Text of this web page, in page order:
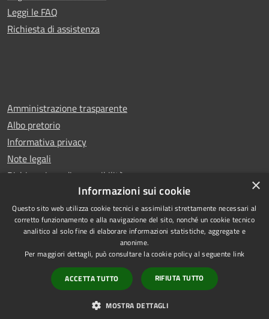
Leggi le FAQ
Richiesta di assistenza
Amministrazione trasparente
Albo pretorio
Informativa privacy
Note legali
Dichiarazione di accessibilità
RSS
Accessibilità
Copyright © 2026 • Comune di
Carugo • Powered by
Municipium•Accesso
redazione
×
Informazioni sui cookie
Questo sito web utilizza cookie tecnici e assimilati strettamente necessari al
corretto funzionamento e alla navigazione del sito, nonché un cookie tecnico
analitico al solo fine di elaborare informazioni statistiche, aggregate e
anonime.
Per maggiori dettagli, può consultare la cookie policy al seguente link
ACCETTA TUTTO RIFIUTA TUTTO
MOSTRA DETTAGLI